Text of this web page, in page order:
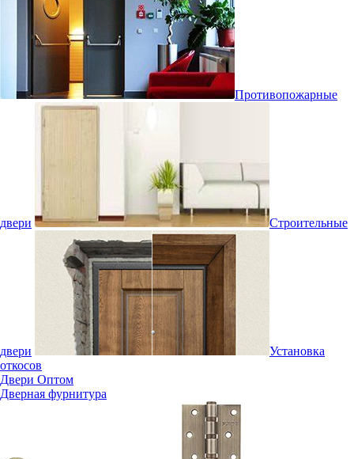
Противопожарные
двери Строительные
двери
Установка
откосов
Двери Оптом
Дверная фурнитура